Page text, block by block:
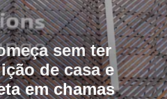
sem ter
de casa e
em chamas